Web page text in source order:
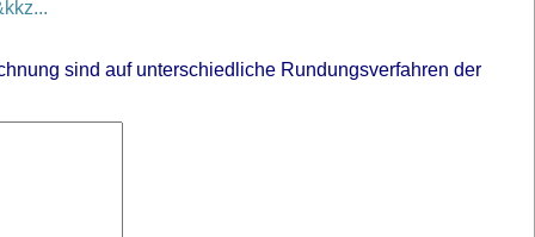
sind auf unterschiedliche Rundungsverfahren der